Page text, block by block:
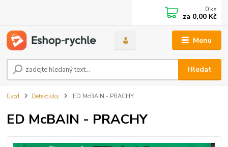
Menu
Hledat
0 ks
za 0,00 Kč
Úvod Detektivky ED McBAIN - PRACHY
ED McBAIN - PRACHY